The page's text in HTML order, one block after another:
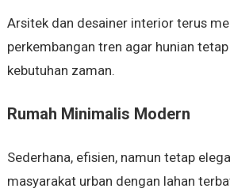
Arsitek dan desainer interior terus
perkembangan tren agar hunian
kebutuhan zaman.
Rumah Minimalis Modern
Sederhana, efisien, namun tetap
masyarakat urban dengan lahan